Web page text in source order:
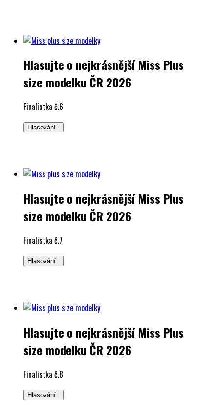
Hlasujte o nejkrásnější Miss Plus
size modelku ČR 2026
Finalistka č.6
Hlasování
Hlasujte o nejkrásnější Miss Plus
size modelku ČR 2026
Finalistka č.7
Hlasování
Hlasujte o nejkrásnější Miss Plus
size modelku ČR 2026
Finalistka č.8
Hlasování